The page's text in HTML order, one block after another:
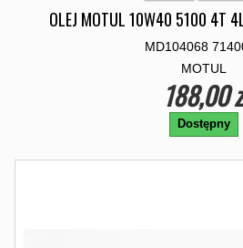
OLEJ MOTUL 10W40 5100 4T
MD104068
MOTUL
188,00
Dostępny